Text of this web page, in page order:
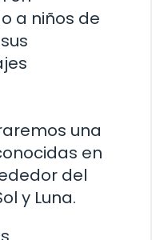
a niños de
una
en
del
y Luna.